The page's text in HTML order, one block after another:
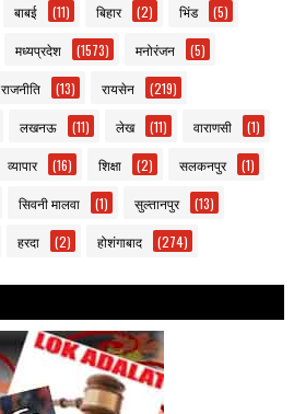
बाबई (11) बिहार (2) भिंड (5)
मध्यप्रदेश (1573) मनोरंजन (5)
राजनीति (13) रायसेन (219)
लखनऊ (11) लेख (11) वाराणसी (1)
व्यापार (16) शिक्षा (2) सलकनपुर (1)
सिवनी मालवा (1) सुल्तानपुर (13)
हरदा (2) होशंगाबाद (274)